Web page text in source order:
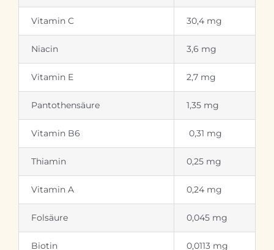
Vitamin C 30,4 mg
Niacin 3,6 mg
Vitamin E 2,7 mg
Pantothensäure 1,35 mg
Vitamin B6 0,31 mg
Thiamin 0,25 mg
Vitamin A 0,24 mg
Folsäure 0,045 mg
Biotin 0,0113 mg